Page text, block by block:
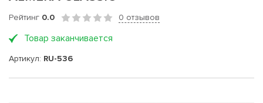
Рейтинг 0.0 0 отзывов
Товар заканчивается
Артикул: RU-536